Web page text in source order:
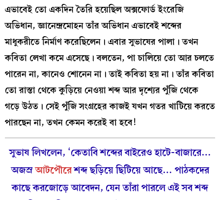
এভাবেই তো একদিন তৈরি হয়েছিল অক্সফোর্ড ইংরেজি
অভিধান, জ্ঞানেন্দ্রমোহন তাঁর অভিধান এভাবেই শব্দের
মাধুকরীতে নির্মাণ করেছিলেন। এবার সুভাষের পালা। তখন
কবিতা লেখা কমে এসেছে। বলতেন, পা চালিয়ে তো আর চলতে
পারেন না, কানেও শোনেন না। তাই কবিতা হয় না। তাঁর কবিতা
তো রাস্তা থেকে কুড়িয়ে নেওয়া শব্দ আর দৃশ্যের পুঁজি থেকে
গড়ে উঠত। সেই পুঁজি সংগ্রহের কাজই যখন গতর খাটিয়ে করতে
পারছেন না, তখন কেমন করেই বা হবে!
সুভাষ লিখলেন, ‘কেতাবি শব্দের বাইরেও হাটে-বাজারে…
অজস্রআটপৌরেশব্দ ছড়িয়ে ছিটিয়ে আছে… পাঠকদের
কাছে করজোড়ে আবেদন, যেন তাঁরা পারলে এই সব শব্দ